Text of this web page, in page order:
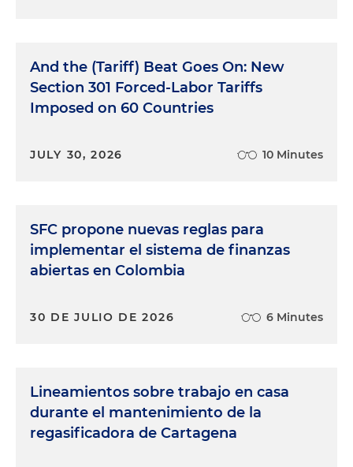
And the (Tariff) Beat Goes On: New
Section 301 Forced-Labor Tariffs
Imposed on 60 Countries
JULY 30, 2026 10 Minutes
SFC propone nuevas reglas para
implementar el sistema de finanzas
abiertas en Colombia
30 DE JULIO DE 2026 6 Minutes
Lineamientos sobre trabajo en casa
durante el mantenimiento de la
regasificadora de Cartagena